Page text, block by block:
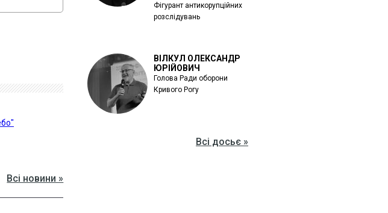
Всі новини »
Фігурант антикорупційних
розслідувань
ВІЛКУЛ ОЛЕКСАНДР
ЮРІЙОВИЧ
Голова Ради оборони
Кривого Рогу
Всі досьє »